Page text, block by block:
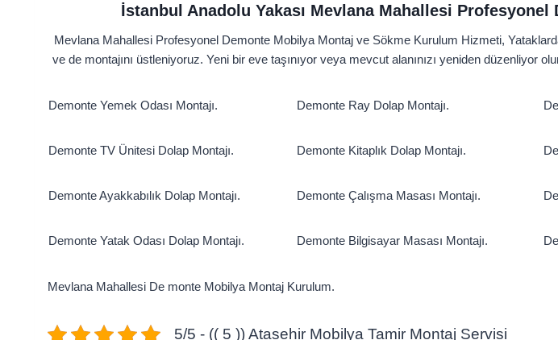
İstanbul Anadolu Yakası Mevlana Mahallesi
Mevlana Mahallesi Profesyonel Demonte Mobilya Montaj ve Sökme Kurulum Hizmeti,
ve de montajını üstleniyoruz. Yeni bir eve taşınıyor veya mevcut alanınızı yeniden düzenliyor
Demonte Yemek Odası Montajı.
Demonte TV Ünitesi Dolap Montajı.
Demonte Ayakkabılık Dolap Montajı.
Demonte Yatak Odası Dolap Montajı.
Demonte Ray Dolap Montajı.
Demonte Kitaplık Dolap Montajı.
Demonte Çalışma Masası Montajı.
Demonte Bilgisayar Masası Montajı.
Mevlana Mahallesi De monte Mobilya Montaj Kurulum.
5/5 - (( 5 )) Atasehir Mobilya Tamir Montaj Servisi